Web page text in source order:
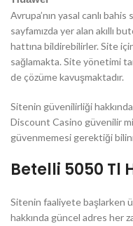
Avrupa’nın yasal canlı
sayfamızda yer alan akıllı
hattına bildirebilirler. Site
sağlamakta. Site yönetimi
de çözüme kavuşmaktadır.
Sitenin güvenilirliği
Discount Casino güvenilir mi
güvenmemesi gerektiği
Betelli 5050 Tl
Sitenin faaliyete başlarken
hakkında güncel adres her